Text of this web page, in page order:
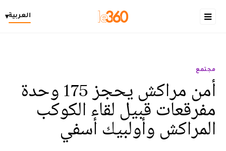
العربية▾
مجتمع
أمن مراكش يحجز 175 وحدة
مفرقعات قبيل لقاء الكوكب
المراكش وأولبيك أسفي